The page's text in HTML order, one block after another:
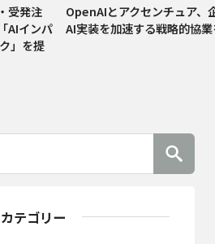
カテゴリー
受発注
AIインパ
」を提
OpenAIとアクセンチュア、
AI実装を加速する戦略的協